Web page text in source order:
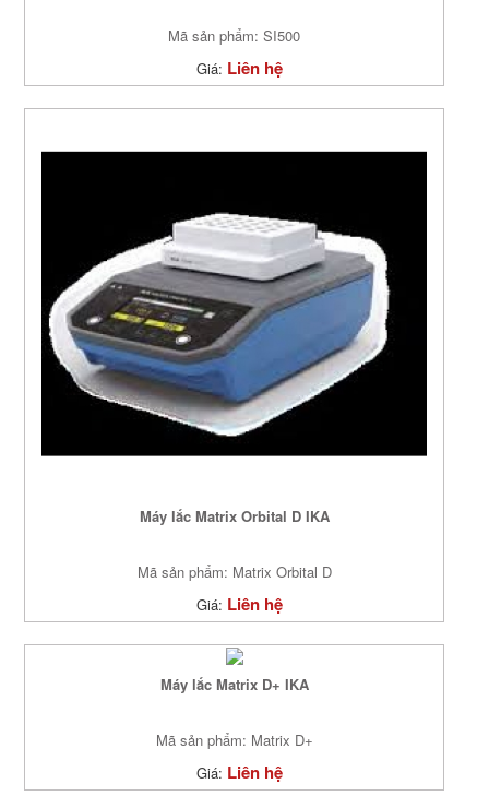
Mã sản phẩm: SI500
Giá: Liên hệ
Máy lắc Matrix Orbital D IKA
Mã sản phẩm: Matrix Orbital D
Giá: Liên hệ
Máy lắc Matrix D+ IKA
Mã sản phẩm: Matrix D+
Giá: Liên hệ